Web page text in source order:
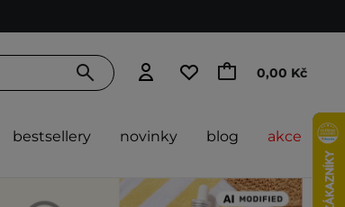
0,00 Kč
bestsellery novinky blog akce